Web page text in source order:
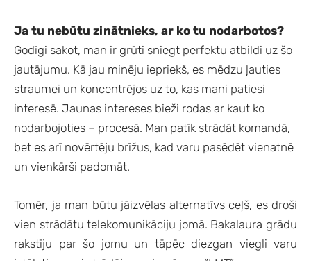
Ja tu nebūtu zinātnieks, ar ko tu nodarbotos?
Godīgi sakot, man ir grūti sniegt perfektu atbildi uz šo
jautājumu. Kā jau minēju iepriekš, es mēdzu ļauties
straumei un koncentrējos uz to, kas mani patiesi
interesē. Jaunas intereses bieži rodas ar kaut ko
nodarbojoties – procesā. Man patīk strādāt komandā,
bet es arī novērtēju brīžus, kad varu pasēdēt vienatnē
un vienkārši padomāt.
Tomēr, ja man būtu jāizvēlas alternatīvs ceļš, es droši
vien strādātu telekomunikāciju jomā. Bakalaura grādu
rakstīju par šo jomu un tāpēc diezgan viegli varu